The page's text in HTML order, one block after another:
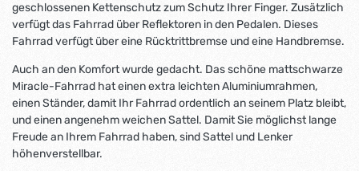
geschlossenen Kettenschutz zum Schutz Ihrer Finger. Zusätzlich
verfügt das Fahrrad über Reflektoren in den Pedalen. Dieses
Fahrrad verfügt über eine Rücktrittbremse und eine Handbremse.
Auch an den Komfort wurde gedacht. Das schöne mattschwarze
Miracle-Fahrrad hat einen extra leichten Aluminiumrahmen,
einen Ständer, damit Ihr Fahrrad ordentlich an seinem Platz bleibt,
und einen angenehm weichen Sattel. Damit Sie möglichst lange
Freude an Ihrem Fahrrad haben, sind Sattel und Lenker
höhenverstellbar.